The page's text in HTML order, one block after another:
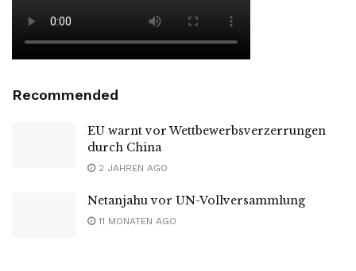
Recommended
EU warnt vor Wettbewerbsverzerrungen
durch China
2 JAHREN AGO
Netanjahu vor UN-Vollversammlung
11 MONATEN AGO